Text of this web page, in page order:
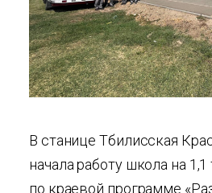
В станице Тбилисская
начала работу школа на
по краевой программе